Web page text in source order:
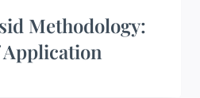
Methodology: